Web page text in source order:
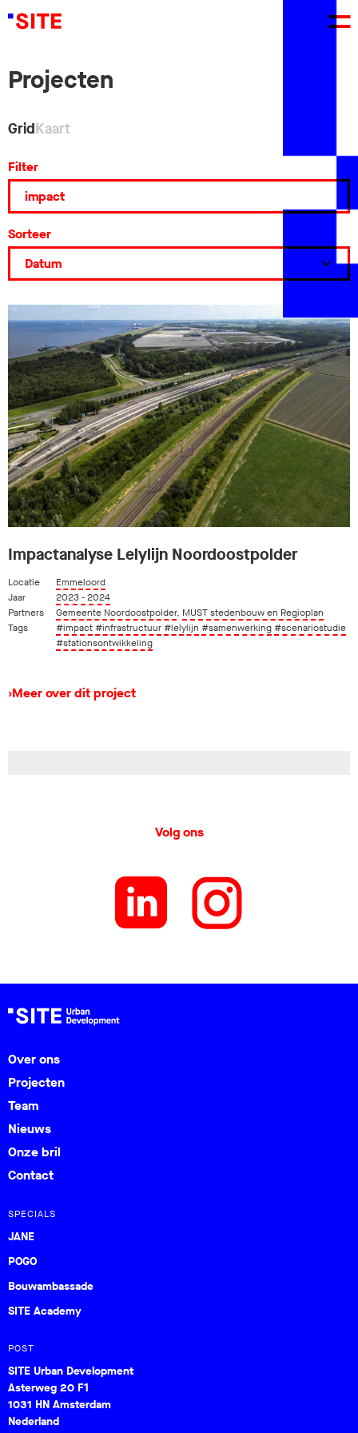
Projecten
GridKaart
Filter
Sorteer
Impactanalyse Lelylijn Noordoostpolder
Locatie
Emmeloord
Jaar
2023 - 2024
Partners
Gemeente Noordoostpolder, MUST stedenbouw en Regioplan
Tags
#impact#infrastructuur#lelylijn #samenwerking#scenariostudie
#stationsontwikkeling
›Meer over dit project
Volg ons
Over ons
Projecten
Team
Nieuws
Onze bril
Contact
SPECIALS
JANE
POGO
Bouwambassade
SITE Academy
POST
SITE Urban Development
Asterweg 20 F1
1031 HN Amsterdam
Nederland